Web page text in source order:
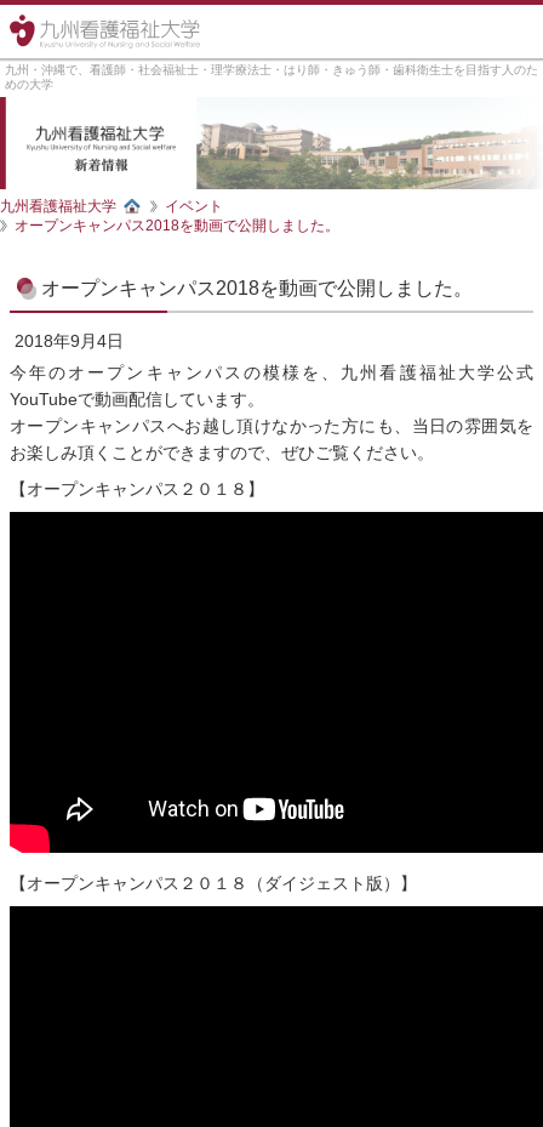
九州・沖縄で、看護師・社会福祉士・理学療法士・はり師・きゅう師・歯科衛生士を目指す人のた
めの大学
九州看護福祉大学
イベント
オープンキャンパス2018を動画で公開しました。
オープンキャンパス2018を動画で公開しました。
2018年9月4日
今年のオープンキャンパスの模様を、九州看護福祉大学公式
YouTubeで動画配信しています。
オープンキャンパスへお越し頂けなかった方にも、当日の雰囲気を
お楽しみ頂くことができますので、ぜひご覧ください。
【オープンキャンパス２０１８】
【オープンキャンパス２０１８（ダイジェスト版）】